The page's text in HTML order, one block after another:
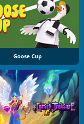
Goose Cup